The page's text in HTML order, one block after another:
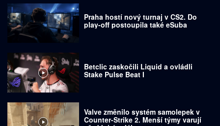
Praha hostí nový turnaj v CS2. Do
play-off postoupila také eSuba
Betclic zaskočili Liquid a ovládli
Stake Pulse Beat I
Valve změnilo systém samolepek v
Counter-Strike 2. Menší týmy varují